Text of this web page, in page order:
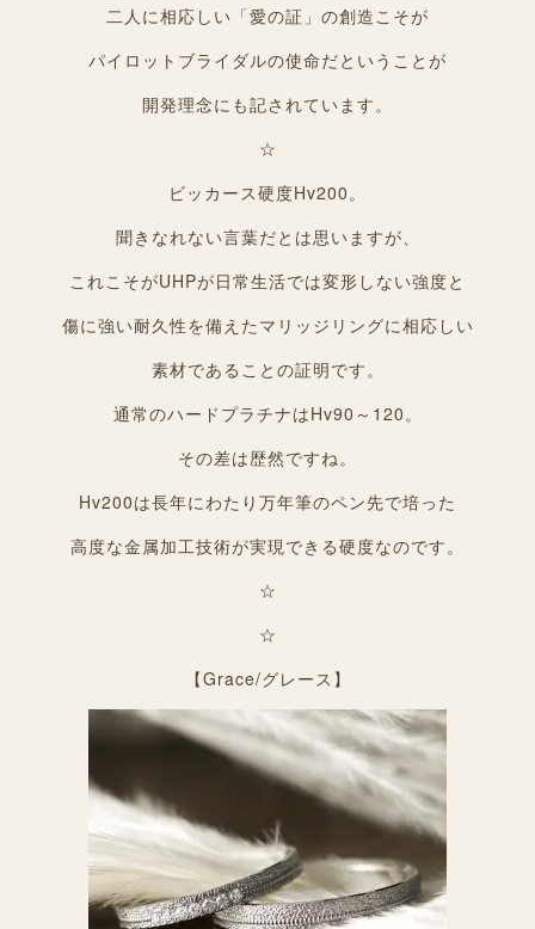
二人に相応しい「愛の証」の創造こそが
パイロットブライダルの使命だということが
開発理念にも記されています。
☆
ビッカース硬度Hv200。
聞きなれない言葉だとは思いますが、
これこそがUHPが日常生活では変形しない強度と
傷に強い耐久性を備えたマリッジリングに相応しい
素材であることの証明です。
通常のハードプラチナはHv90～120。
その差は歴然ですね。
Hv200は長年にわたり万年筆のペン先で培った
高度な金属加工技術が実現できる硬度なのです。
☆
☆
【Grace/グレース】